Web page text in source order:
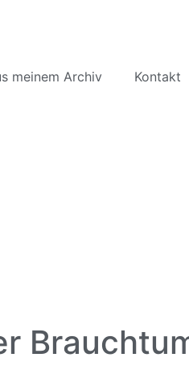
meinem Archiv Kontakt